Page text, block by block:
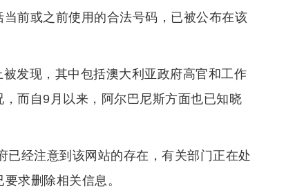
前或之前使用的合法号码，已被公布在该
发现，其中包括澳大利亚政府高官和工作
而自9月以来，阿尔巴尼斯方面也已知晓
已经注意到该网站的存在，有关部门正在处
求删除相关信息。